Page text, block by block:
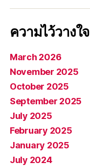
ความไว้วางใจ
March 2026
November 2025
October 2025
September 2025
July 2025
February 2025
January 2025
July 2024